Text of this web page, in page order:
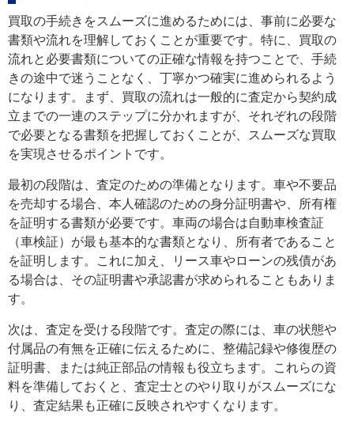
買取の手続きをスムーズに進めるためには、事前に必要な
書類や流れを理解しておくことが重要です。特に、買取の
流れと必要書類についての正確な情報を持つことで、手続
きの途中で迷うことなく、丁寧かつ確実に進められるよう
になります。まず、買取の流れは一般的に査定から契約成
立までの一連のステップに分かれますが、それぞれの段階
で必要となる書類を把握しておくことが、スムーズな買取
を実現させるポイントです。
最初の段階は、査定のための準備となります。車や不要品
を売却する場合、本人確認のための身分証明書や、所有権
を証明する書類が必要です。車両の場合は自動車検査証
（車検証）が最も基本的な書類となり、所有者であること
を証明します。これに加え、リース車やローンの残債があ
る場合は、その証明書や承認書が求められることもありま
す。
次は、査定を受ける段階です。査定の際には、車の状態や
付属品の有無を正確に伝えるために、整備記録や修復歴の
証明書、または純正部品の情報も役立ちます。これらの資
料を準備しておくと、査定士とのやり取りがスムーズにな
り、査定結果も正確に反映されやすくなります。